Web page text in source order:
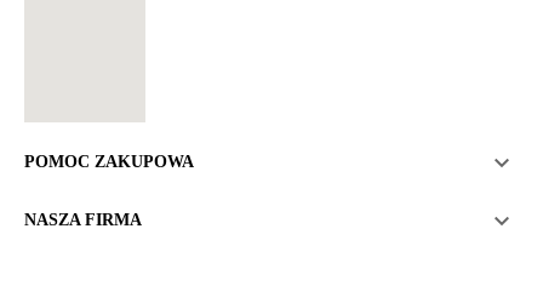
POMOC ZAKUPOWA 
NASZA FIRMA 